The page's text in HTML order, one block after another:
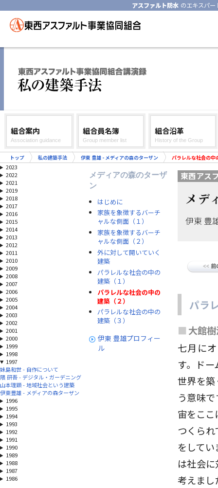
アスファルト防水 のエキスパ
組合案内
Association guidance
組合員名簿
Group member list
組合沿革
History of the Group
トップ 私の建築手法 伊東 豊雄 - メディアの森のターザン パラレルな社会の中
2023
2022
2021
2019
2018
2017
2016
2015
2014
2013
2012
2011
2010
2009
2008
2007
2006
2005
2004
2003
2002
2001
2000
1999
1998
1997
妹島和世 - 自作について
隈 研吾 - デジタル・ガーデニング
山本理顕 - 地域社会という建築
伊東豊雄 - メディアの森ターザン
1996
1995
1994
1993
1992
1991
1990
1989
1988
1987
1986
メディアの森のターザ
ン
はじめに
家族を象徴するバーチ
ャルな側面（１）
家族を象徴するバーチ
ャルな側面（２）
外に対して開いていく
建築
パラレルな社会の中の
建築（１）
パラレルな社会の中の
建築（２）
パラレルな社会の中の
建築（３）
伊東 豊雄プロフィー
ル
東西アス
メデ
伊東 豊
パラ
■ 大館
七月に
す。ド
世界を
う意味
宙をこ
つくら
をして
は社会
考えまし